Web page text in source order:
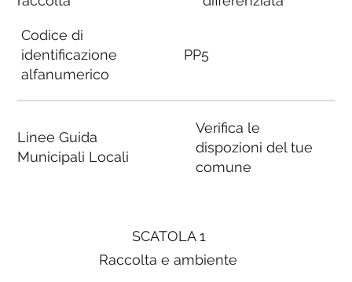
SCATOLA 1
Raccolta e ambiente
Codice di
identificazione
alfanumerico
Linee Guida
Municipali Locali
PP5
Verifica le
dispozioni del tue
comune